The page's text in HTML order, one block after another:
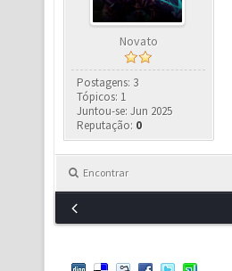
Novato
Postagens: 3
Tópicos: 1
Juntou-se: Jun 2025
Reputação: 0
Encontrar